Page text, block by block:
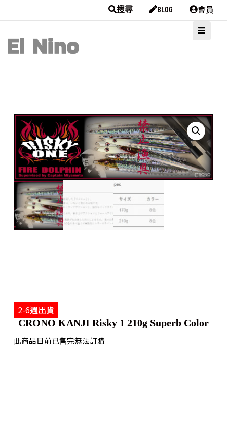
搜尋 BLOG 會員
2-6週出貨
CRONO KANJI Risky 1 210g Superb Color
此商品目前已售完無法訂購